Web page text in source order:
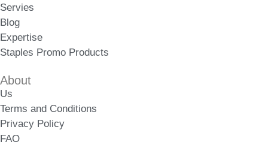
Servies
Blog
Expertise
Staples Promo Products
About
Us
Terms and Conditions
Privacy Policy
FAQ